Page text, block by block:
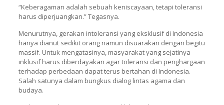
“Keberagaman adalah sebuah keniscayaan, tetapi toleransi
harus diperjuangkan.” Tegasnya.
Menurutnya, gerakan intoleransi yang eksklusif di Indonesia
hanya dianut sedikit orang namun disuarakan dengan begitu
massif. Untuk mengatasinya, masyarakat yang sejatinya
inklusif harus diberdayakan agar toleransi dan penghargaan
terhadap perbedaan dapat terus bertahan di Indonesia.
Salah satunya dalam bungkus dialog lintas agama dan
budaya.